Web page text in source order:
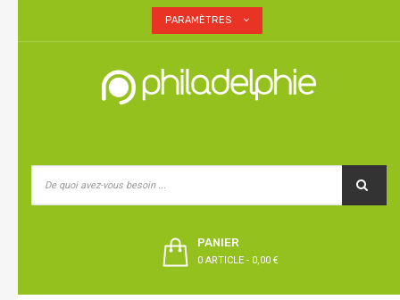
PARAMÈTRES
PANIER
0 ARTICLE - 0,00 €